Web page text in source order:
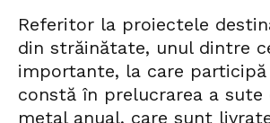
Referitor la proiectele
din străinătate, unul dintre
importante, la care participă
constă în prelucrarea a sute
metal anual, care sunt